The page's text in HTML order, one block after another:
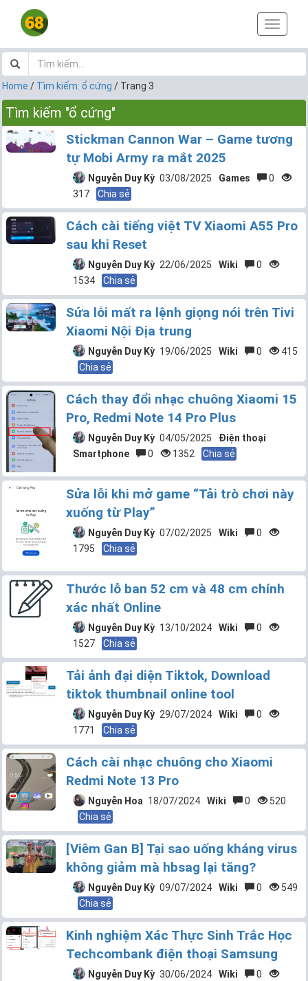
T
o
g
v
a
n
Home / Tìm kiếm: ổ cứng / Trang 3
Tìm kiếm "ổ cứng"
Stickman Cannon War – Game tương
tự Mobi Army ra mắt 2025
Nguyễn Duy Kỳ 03/08/2025 Games
0
317
Chia sẻ
Cách cài tiếng việt TV Xiaomi A55 Pro
sau khi Reset
Nguyễn Duy Kỳ 22/06/2025 Wiki
0
1534
Chia sẻ
Sửa lỗi mất ra lệnh giọng nói trên Tivi
Xiaomi Nội Địa trung
Nguyễn Duy Kỳ 19/06/2025 Wiki 0
415
Chia sẻ
Cách thay đổi nhạc chuông Xiaomi 15
Pro, Redmi Note 14 Pro Plus
Nguyễn Duy Kỳ 04/05/2025
Điện thoại
Smartphone
0 1352 Chia sẻ
Sửa lỗi khi mở game “Tải trò chơi này
xuống từ Play”
Nguyễn Duy Kỳ 07/02/2025 Wiki
0
1795
Chia sẻ
Thước lỗ ban 52 cm và 48 cm chính
xác nhất Online
Nguyễn Duy Kỳ 13/10/2024 Wiki
0
1527
Chia sẻ
Tải ảnh đại diện Tiktok, Download
tiktok thumbnail online tool
Nguyễn Duy Kỳ 29/07/2024 Wiki
0
1771
Chia sẻ
Cách cài nhạc chuông cho Xiaomi
Redmi Note 13 Pro
Nguyễn Hoa 18/07/2024 Wiki 0
520
Chia sẻ
[Viêm Gan B] Tại sao uống kháng virus
không giảm mà hbsag lại tăng?
Nguyễn Duy Kỳ 09/07/2024 Wiki 0
549
Chia sẻ
Kinh nghiệm Xác Thực Sinh Trắc Học
Techcombank điện thoại Samsung
Nguyễn Duy Kỳ 30/06/2024 Wiki
0